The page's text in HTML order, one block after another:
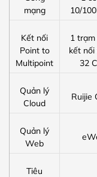
mạng
10/
Kết nối
Point to
Multipoint
1
kết
32
Quản lý
Cloud
Ruijie
Quản lý
Web
Tiêu